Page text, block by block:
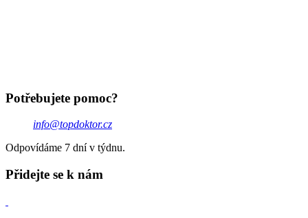
Potřebujete pomoc?
info@topdoktor.cz
Odpovídáme 7 dní v týdnu.
Přidejte se k nám